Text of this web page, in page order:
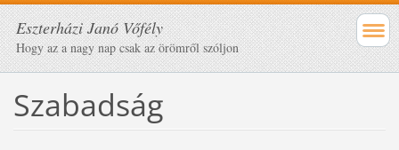
Eszterházi Janó Vőfély
Hogy az a nagy nap csak az örömről szóljon
Szabadság